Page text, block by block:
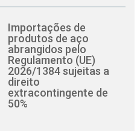
Importações de
produtos de aço
abrangidos pelo
Regulamento (UE)
2026/1384 sujeitas a
direito
extracontingente de
50%